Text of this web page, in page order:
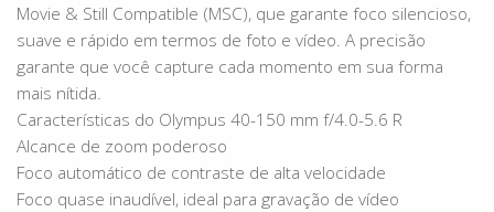
Movie & Still Compatible (MSC), que garante foco silencioso,
suave e rápido em termos de foto e vídeo. A precisão
garante que você capture cada momento em sua forma
mais nítida.
Características do Olympus 40-150 mm f/4.0-5.6 R
Alcance de zoom poderoso
Foco automático de contraste de alta velocidade
Foco quase inaudível, ideal para gravação de vídeo